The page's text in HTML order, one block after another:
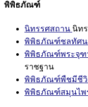
พิพิธภัณฑ์
นิทรรศสถาน นิท
พิพิธภัณฑ์ชลทัศน
พิพิธภัณฑ์พระจุฑ
ราชฐาน
พิพิธภัณฑ์พืชมีชี
พิพิธภัณฑ์สมุนไพ